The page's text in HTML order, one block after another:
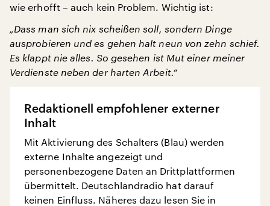
wie erhofft – auch kein Problem. Wichtig ist:
„Dass man sich nix scheißen soll, sondern Dinge
ausprobieren und es gehen halt neun von zehn schief.
Es klappt nie alles. So gesehen ist Mut einer meiner
Verdienste neben der harten Arbeit.“
Redaktionell empfohlener externer
Inhalt
Mit Aktivierung des Schalters (Blau) werden
externe Inhalte angezeigt und
personenbezogene Daten an Drittplattformen
übermittelt. Deutschlandradio hat darauf
keinen Einfluss. Näheres dazu lesen Sie in